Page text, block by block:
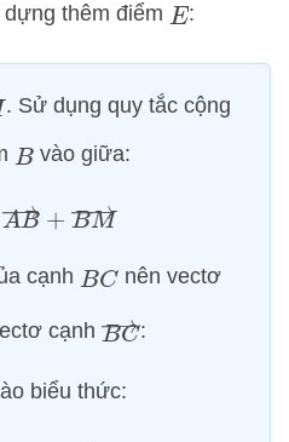
thêm điểm E:
→
. Sử dụng quy tắc cộng
Bvào giữa:
B→+ BM→
cạnh BCnên vectơ
cạnh BC→
:
biểu thức: